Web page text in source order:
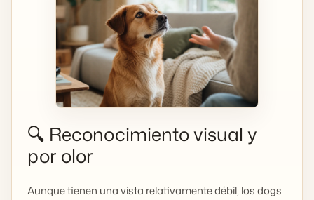
🔍 Reconocimiento visual y
por olor
Aunque tienen una vista relativamente débil, los dogs